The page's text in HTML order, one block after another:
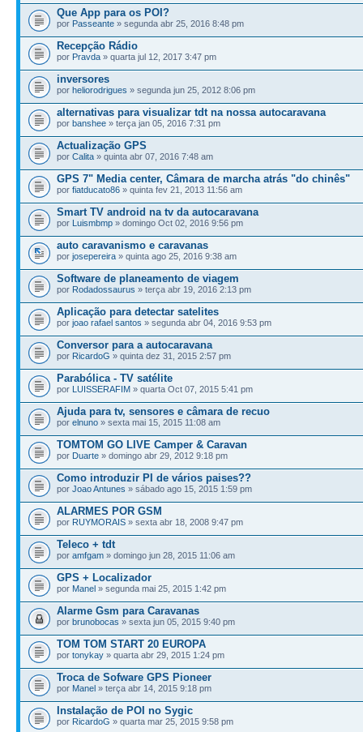
Que App para os POI?
por Passeante » segunda abr 25, 2016 8:48 pm
Recepção Rádio
por Pravda » quarta jul 12, 2017 3:47 pm
inversores
por heliorodrigues » segunda jun 25, 2012 8:06 pm
alternativas para visualizar tdt na nossa autocaravana
por banshee » terça jan 05, 2016 7:31 pm
Actualização GPS
por Calita » quinta abr 07, 2016 7:48 am
GPS 7" Media center, Câmara de marcha atrás "do chinês"
por fiatducato86 » quinta fev 21, 2013 11:56 am
Smart TV android na tv da autocaravana
por Luismbmp » domingo Oct 02, 2016 9:56 pm
auto caravanismo e caravanas
por josepereira » quinta ago 25, 2016 9:38 am
Software de planeamento de viagem
por Rodadossaurus » terça abr 19, 2016 2:13 pm
Aplicação para detectar satelites
por joao rafael santos » segunda abr 04, 2016 9:53 pm
Conversor para a autocaravana
por RicardoG » quinta dez 31, 2015 2:57 pm
Parabólica - TV satélite
por LUISSERAFIM » quarta Oct 07, 2015 5:41 pm
Ajuda para tv, sensores e câmara de recuo
por elnuno » sexta mai 15, 2015 11:08 am
TOMTOM GO LIVE Camper & Caravan
por Duarte » domingo abr 29, 2012 9:18 pm
Como introduzir PI de vários paises??
por Joao Antunes » sábado ago 15, 2015 1:59 pm
ALARMES POR GSM
por RUYMORAIS » sexta abr 18, 2008 9:47 pm
Teleco + tdt
por amfgam » domingo jun 28, 2015 11:06 am
GPS + Localizador
por Manel » segunda mai 25, 2015 1:42 pm
Alarme Gsm para Caravanas
por brunobocas » sexta jun 05, 2015 9:40 pm
TOM TOM START 20 EUROPA
por tonykay » quarta abr 29, 2015 1:24 pm
Troca de Sofware GPS Pioneer
por Manel » terça abr 14, 2015 9:18 pm
Instalação de POI no Sygic
por RicardoG » quarta mar 25, 2015 9:58 pm